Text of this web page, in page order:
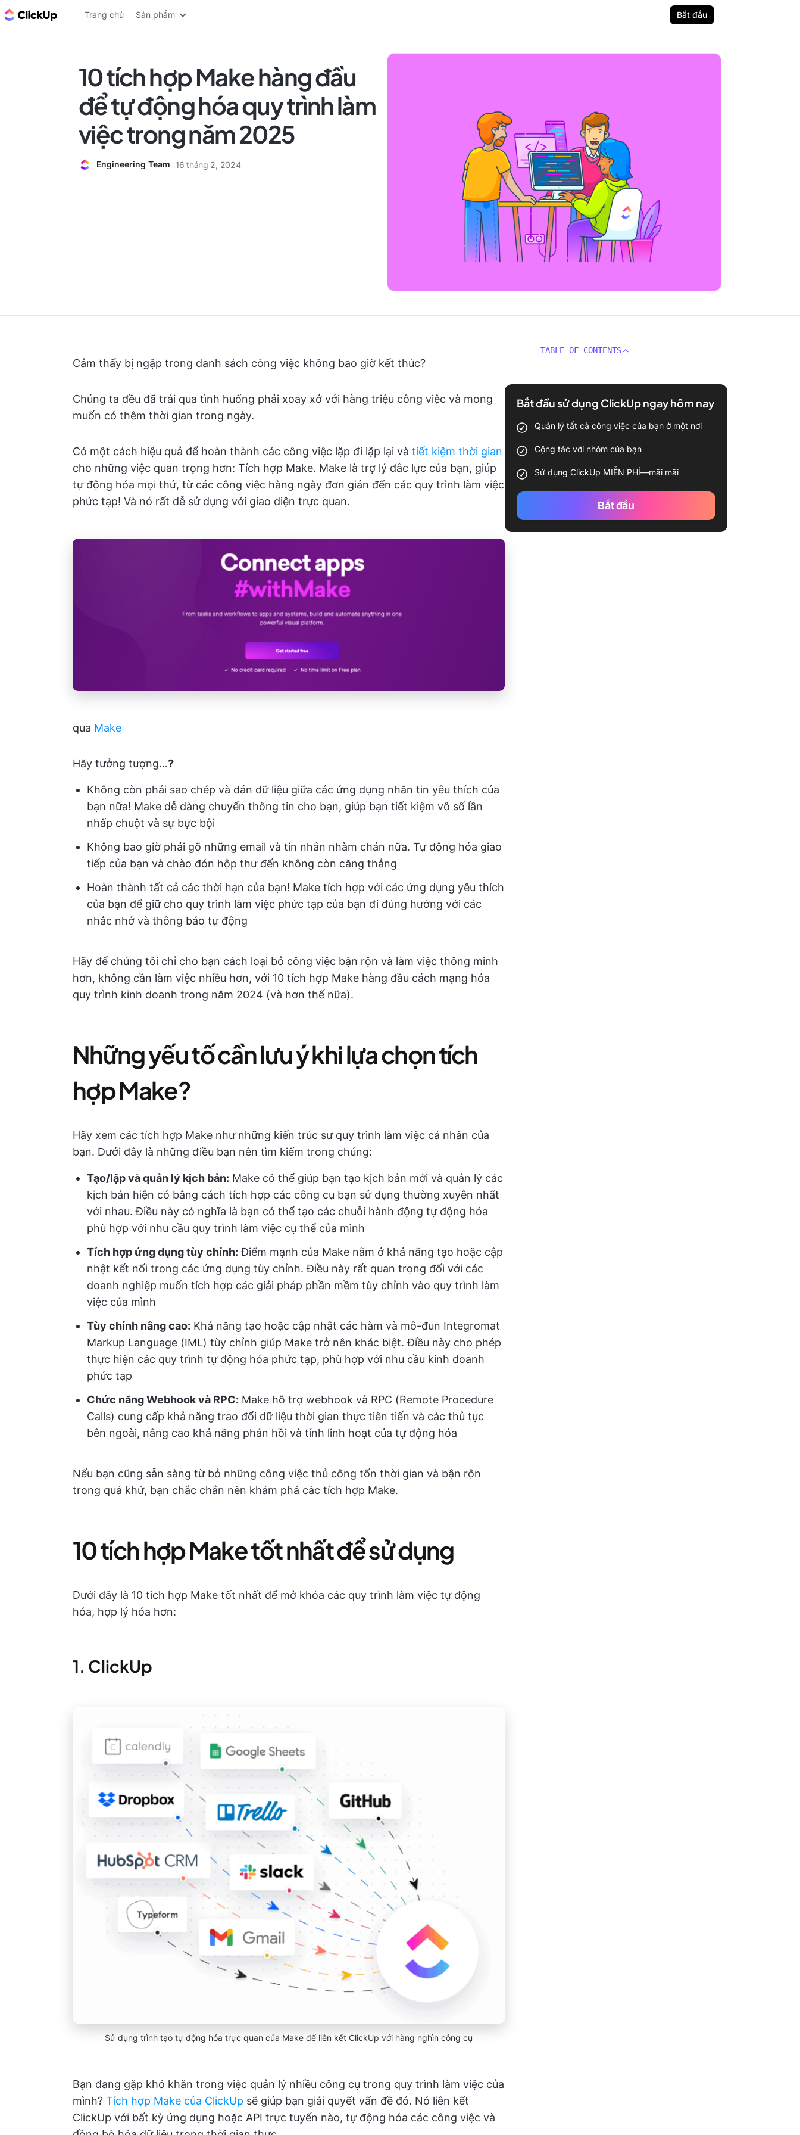
ClickUp Blog
Trang chủ Sản phẩm Bắt đầu
10 tích hợp Make hàng đầu
để tự động hóa quy trình làm
việc trong năm 2025
Engineering Team 16 tháng 2, 2024
Cảm thấy bị ngập trong danh sách công việc không bao giờ kết thúc?
Chúng ta đều đã trải qua tình huống phải xoay xở với hàng triệu công việc và mong
muốn có thêm thời gian trong ngày.
Có một cách hiệu quả để hoàn thành các công việc lặp đi lặp lại và tiết kiệm thời gian
cho những việc quan trọng hơn: Tích hợp Make. Make là trợ lý đắc lực của bạn, giúp
tự động hóa mọi thứ, từ các công việc hàng ngày đơn giản đến các quy trình làm việc
phức tạp! Và nó rất dễ sử dụng với giao diện trực quan.
qua Make
Hãy tưởng tượng…?
Không còn phải sao chép và dán dữ liệu giữa các ứng dụng nhắn tin yêu thích của
bạn nữa! Make dễ dàng chuyển thông tin cho bạn, giúp bạn tiết kiệm vô số lần
nhấp chuột và sự bực bội
Không bao giờ phải gõ những email và tin nhắn nhàm chán nữa. Tự động hóa giao
tiếp của bạn và chào đón hộp thư đến không còn căng thẳng
Hoàn thành tất cả các thời hạn của bạn! ️Make tích hợp với các ứng dụng yêu thích
của bạn để giữ cho quy trình làm việc phức tạp của bạn đi đúng hướng với các
nhắc nhở và thông báo tự động
Hãy để chúng tôi chỉ cho bạn cách loại bỏ công việc bận rộn và làm việc thông minh
hơn, không cần làm việc nhiều hơn, với 10 tích hợp Make hàng đầu cách mạng hóa
quy trình kinh doanh trong năm 2024 (và hơn thế nữa).
Những yếu tố cần lưu ý khi lựa chọn tích
hợp Make?
Hãy xem các tích hợp Make như những kiến trúc sư quy trình làm việc cá nhân của
bạn. Dưới đây là những điều bạn nên tìm kiếm trong chúng:
Tạo/lập và quản lý kịch bản: Make có thể giúp bạn tạo kịch bản mới và quản lý các
kịch bản hiện có bằng cách tích hợp các công cụ bạn sử dụng thường xuyên nhất
với nhau. Điều này có nghĩa là bạn có thể tạo các chuỗi hành động tự động hóa
phù hợp với nhu cầu quy trình làm việc cụ thể của mình
Tích hợp ứng dụng tùy chỉnh: Điểm mạnh của Make nằm ở khả năng tạo hoặc cập
nhật kết nối trong các ứng dụng tùy chỉnh. Điều này rất quan trọng đối với các
doanh nghiệp muốn tích hợp các giải pháp phần mềm tùy chỉnh vào quy trình làm
việc của mình
Tùy chỉnh nâng cao: Khả năng tạo hoặc cập nhật các hàm và mô-đun Integromat
Markup Language (IML) tùy chỉnh giúp Make trở nên khác biệt. Điều này cho phép
thực hiện các quy trình tự động hóa phức tạp, phù hợp với nhu cầu kinh doanh
phức tạp
Chức năng Webhook và RPC: Make hỗ trợ webhook và RPC (Remote Procedure
Calls) cung cấp khả năng trao đổi dữ liệu thời gian thực tiên tiến và các thủ tục
bên ngoài, nâng cao khả năng phản hồi và tính linh hoạt của tự động hóa
Nếu bạn cũng sẵn sàng từ bỏ những công việc thủ công tốn thời gian và bận rộn
trong quá khứ, bạn chắc chắn nên khám phá các tích hợp Make.
10 tích hợp Make tốt nhất để sử dụng
Dưới đây là 10 tích hợp Make tốt nhất để mở khóa các quy trình làm việc tự động
hóa, hợp lý hóa hơn:
1. ClickUp
Sử dụng trình tạo tự động hóa trực quan của Make để liên kết ClickUp với hàng nghìn công cụ
Bạn đang gặp khó khăn trong việc quản lý nhiều công cụ trong quy trình làm việc của
mình? Tích hợp Make của ClickUp sẽ giúp bạn giải quyết vấn đề đó. Nó liên kết
ClickUp với bất kỳ ứng dụng hoặc API trực tuyến nào, tự động hóa các công việc và
TABLE OF CONTENTS
Bắt đầu sử dụng ClickUp ngay hôm nay
Quản lý tất cả công việc của bạn ở một nơi
Cộng tác với nhóm của bạn
Sử dụng ClickUp MIỄN PHÍ—mãi mãi
Bắt đầu